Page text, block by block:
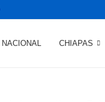
NACIONAL CHIAPAS